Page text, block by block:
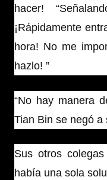
hacer!
¡Rápidamente
hora! No me
hazlo! ”
“No hay manera
Tian Bin se negó a
Sus otros
había una sola